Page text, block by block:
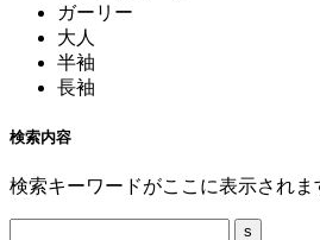
ガーリー
大人
半袖
長袖
検索内容
検索キーワードがここに表示されま